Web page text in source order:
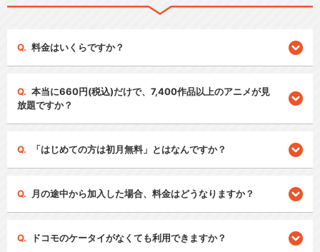
料金はいくらですか？
本当に660円(税込)だけで、7,400作品以上のアニメが見
放題ですか？
「はじめての方は初月無料」とはなんですか？
月の途中から加入した場合、料金はどうなりますか？
ドコモのケータイがなくても利用できますか？